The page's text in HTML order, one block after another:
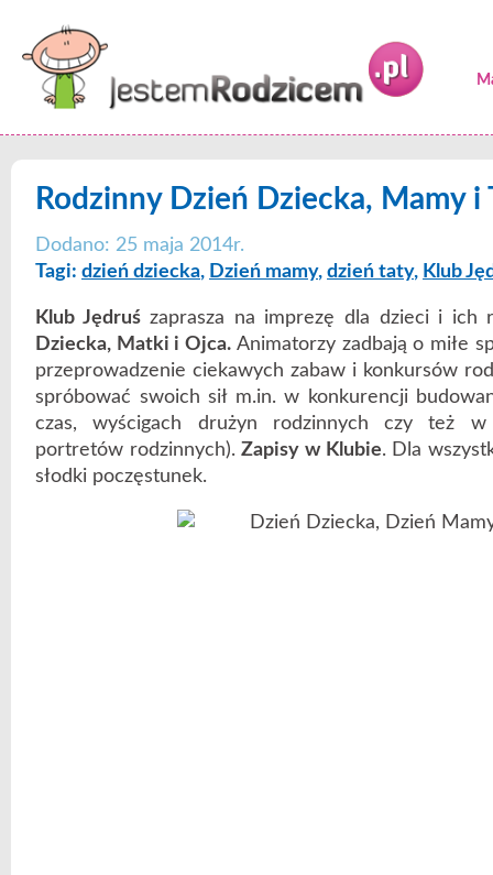
Rodzinny Dzień Dziecka, Mamy i
Dodano: 25 maja 2014r.
Tagi: dzień dziecka, Dzień mamy, dzień taty, Klub
Klub Jędruśzaprasza na imprezę dla dzieci i ich
Dziecka, Matki i Ojca. Animatorzy zadbają o miłe
przeprowadzenie ciekawych zabaw i konkursów
spróbować swoich sił m.in. w konkurencji
czas, wyścigach drużyn rodzinnych czy też w
portretów rodzinnych).Zapisy w Klubie. Dla
słodki poczęstunek.